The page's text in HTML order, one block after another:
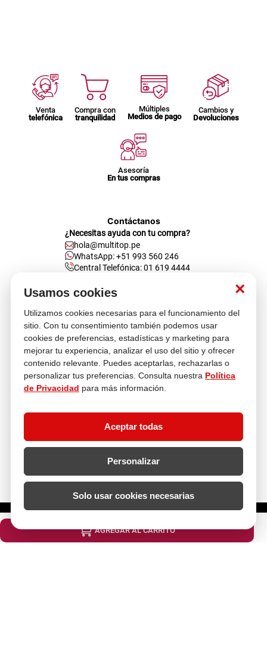
×
Usamos cookies
Utilizamos cookies necesarias para el funcionamiento del
sitio. Con tu consentimiento también podemos usar
cookies de preferencias, estadísticas y marketing para
mejorar tu experiencia, analizar el uso del sitio y ofrecer
contenido relevante. Puedes aceptarlas, rechazarlas o
personalizar tus preferencias. Consulta nuestra Política
de Privacidad para más información.
Aceptar todas
Personalizar
Solo usar cookies necesarias
AGREGAR AL CARRITO
Venta
telefónica
Compra con
tranquilidad
Múltiples
Medios de pago
Cambios y
Devoluciones
Asesoría
En tus compras
Contáctanos
¿Necesitas ayuda con tu compra?
hola@multitop.pe
WhatsApp: +51 993 560 246
Central Telefónica: 01 619 4444
Clientes corporativos
Kimberly Garcia
kgarcia@multitop.pe
Tienda física
Av. Iquitos 670 - 699, La Victoria
L-S: 8:00 a.m. - 6:30 p.m.
Feriados: 9:00 a.m. - 5:00 p.m.
Nosotros
Descubre más